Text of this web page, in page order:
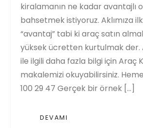
kiralamanın ne kadar avantajlı
bahsetmek istiyoruz. Aklımıza
“avantaj” tabi ki araç satın
yüksek ücretten kurtulmak der.
ile ilgili daha fazla bilgi için Araç
makalemizi okuyabilirsiniz.
100 29 47 Gerçek bir örnek […]
DEVAMI